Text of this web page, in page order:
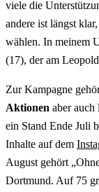
viele die
andere ist längst
wählen. In meinem
(17), der am
Zur Kampagne
Aktionen aber auch
ein Stand Ende Juli
Inhalte auf dem
August gehört
Dortmund. Auf 75